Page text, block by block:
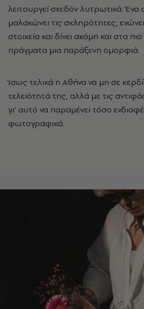
λειτουργεί σχεδόν λυτρωτικά.
μαλακώνει τις σκληρότητες,
στοιχεία και δίνει ακόμη και στα
πράγματα μια παράξενη ομορφιά.
Ίσως τελικά η Αθήνα να μη σε
τελειότητά της, αλλά με τις
γι’ αυτό να παραμένει τόσο
φωτογραφικά.